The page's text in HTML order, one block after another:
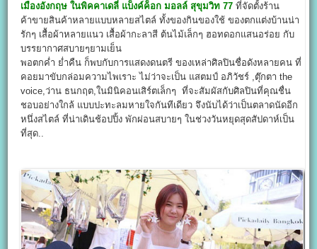
เมืองอังกฤษ ในพิคคาเดลี่ แบ็งค์ค็อก มอลล์ สุขุมวิท 77 ที่จัดตั้งร้าน
ค้าขายสินค้าหลายแบบหลายสไตล์ ทั้งของกินของใช้ ของตกแต่งบ้านน่า
รักๆ เสื้อผ้าหลายแนว เสื้อผ้ากะลาสี ต้นไม้เล็กๆ ฮอทดอกแสนอร่อย กับ
บรรยากาศสบายๆยามเย็น
พอตกค่ำ ย่ำคืน ก็พบกับการแสดงดนตรี ของเหล่าศิลปินชื่อดังหลายคน ที่
คอยมาขับกล่อมความไพเราะ ไม่ว่าจะเป็น แสตมป์ อภิวัชร์ ,ตุ๊กตา the
voice,ว่าน ธนกฤต,ในมินิคอนเสิร์ตเล็กๆ ที่จะสัมผัสกับศิลปินที่คุณชื่น
ชอบอย่างใกล้ แบบปะทะลมหายใจกันทีเดียว จึงนับได้ว่าเป็นตลาดนัดอีก
หนึ่งสไตล์ ที่น่าเดินช้อปปิ้ง พักผ่อนสบายๆ ในช่วงวันหยุดสุดสัปดาห์เป็น
ที่สุด..